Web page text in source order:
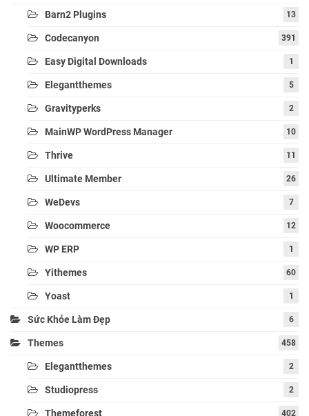
Barn2 Plugins 13
Codecanyon 391
Easy Digital Downloads 1
Elegantthemes 5
Gravityperks 2
MainWP WordPress Manager 10
Thrive 11
Ultimate Member 26
WeDevs 7
Woocommerce 12
WP ERP 1
Yithemes 60
Yoast 1
Sức Khỏe Làm Đẹp 6
Themes 458
Elegantthemes 2
Studiopress 2
Themeforest 402